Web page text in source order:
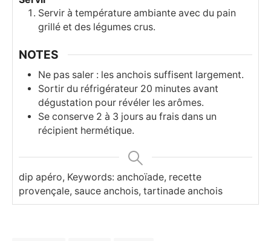
Servir à température ambiante avec du pain
grillé et des légumes crus.
NOTES
Ne pas saler : les anchois suffisent largement.
Sortir du réfrigérateur 20 minutes avant
dégustation pour révéler les arômes.
Se conserve 2 à 3 jours au frais dans un
récipient hermétique.
dip apéro, Keywords: anchoïade, recette
provençale, sauce anchois, tartinade anchois